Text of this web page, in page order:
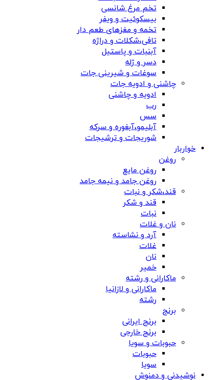
تخم مرغ شانسی
بیسکوئیت و ویفر
تخمه و مغزهای طعم دار
تافی،شکلات و دراژه
آبنبات و پاستیل
دسر و ژله
سوغات و شیرینی جات
چاشنی و ادویه جات
ادویه و چاشنی
رب
سس
آبلیمو،آبغوره و سرکه
شوریجات و ترشیجات
خواربار
روغن
روغن مایع
روغن جامد و نیمه جامد
قند،شکر و نبات
قند و شکر
نبات
نان و غلات
آرد و نشاسته
غلات
نان
خمیر
ماکارانی و رشته
ماکارانی و لازانیا
رشته
برنج
برنج ایرانی
برنج خارجی
حبوبات و سویا
حبوبات
سویا
نوشیدنی و دمنوش